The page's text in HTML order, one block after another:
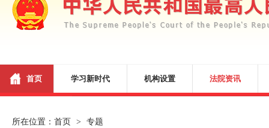
首页 学习新时代 机构设置 法院资讯
所在位置： 首页 > 专题